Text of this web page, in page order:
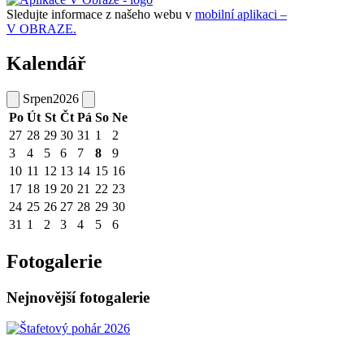
Sledujte informace z našeho webu v mobilní aplikaci –
V OBRAZE.
Kalendář
Srpen2026
Po Út St Čt Pá So Ne
27 28 29 30 31 1
2
3
4 5 6 7 8
9
10 11 12 13 14 15 16
17 18 19 20 21 22 23
24 25 26 27 28 29 30
31 1 2 3 4 5 6
Fotogalerie
Nejnovější fotogalerie